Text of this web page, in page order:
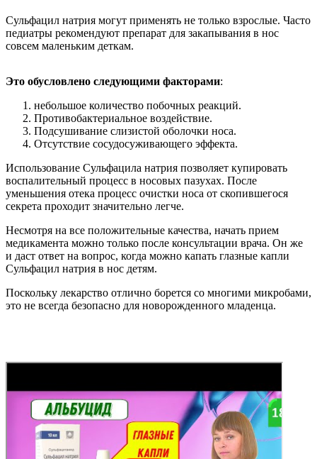
Сульфацил натрия могут применять не только взрослые. Часто
педиатры рекомендуют препарат для закапывания в нос
совсем маленьким деткам.
Это обусловлено следующими факторами:
небольшое количество побочных реакций.
Противобактериальное воздействие.
Подсушивание слизистой оболочки носа.
Отсутствие сосудосуживающего эффекта.
Использование Сульфацила натрия позволяет купировать
воспалительный процесс в носовых пазухах. После
уменьшения отека процесс очистки носа от скопившегося
секрета проходит значительно легче.
Несмотря на все положительные качества, начать прием
медикамента можно только после консультации врача. Он же
и даст ответ на вопрос, когда можно капать глазные капли
Сульфацил натрия в нос детям.
Поскольку лекарство отлично борется со многими микробами,
это не всегда безопасно для новорожденного младенца.